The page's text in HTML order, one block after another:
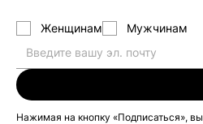
Женщинам Мужчинам
Нажимая на кнопку «Подписаться»,